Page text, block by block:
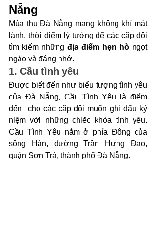
Nẵng
Mùa thu Đà Nẵng mang không khí mát
lành, thời điểm lý tưởng để các cặp đôi
tìm kiếm những địa điểm hẹn hò ngọt
ngào và đáng nhớ.
1. Cầu tình yêu
Được biết đến như biểu tượng tình yêu
của Đà Nẵng, Cầu Tình Yêu là điểm
đến  cho các cặp đôi muốn ghi dấu kỷ
niệm với những chiếc khóa tình yêu.
Cầu Tình Yêu nằm ở phía Đông của
sông Hàn, đường Trần Hưng Đạo,
quận Sơn Trà, thành phố Đà Nẵng.